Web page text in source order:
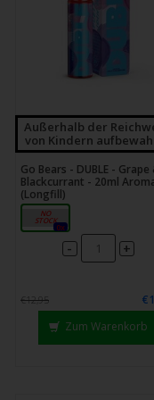
Außerhalb der
von Kindern
Go Bears - DUBLE - Grape
Blackcurrant - 20ml
(Longfill)
20ml
0x
- +
€12,95
Zum Warenkorb